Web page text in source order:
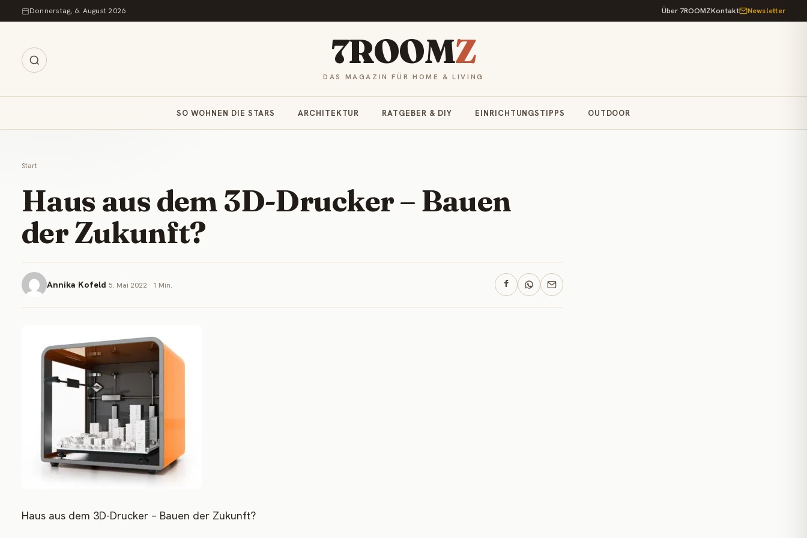
Zum Inhalt springen
Donnerstag, 6. August 2026 Über 7ROOMZKontakt Newsletter
7ROOMZ
DAS MAGAZIN FÜR HOME & LIVING
SO WOHNEN DIE STARS ARCHITEKTUR RATGEBER & DIY EINRICHTUNGSTIPPS OUTDOOR
Start
Haus aus dem 3D-Drucker – Bauen
der Zukunft?
Annika Kofeld 5. Mai 2022 · 1 Min.
Haus aus dem 3D-Drucker – Bauen der Zukunft?